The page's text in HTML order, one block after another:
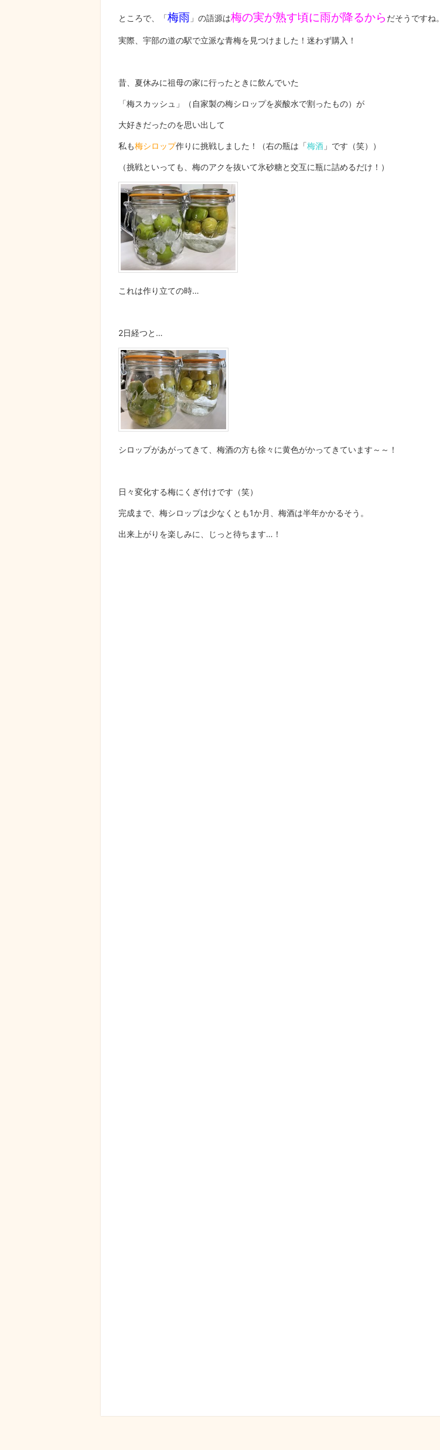
ところで、「梅雨 」の語源は梅の実が熟す頃に雨が降るから だそうですね。
実際、宇部の道の駅で立派な青梅を見つけました！迷わず購入！
昔、夏休みに祖母の家に行ったときに飲んでいた
「梅スカッシュ」（自家製の梅シロップを炭酸水で割ったもの）が
大好きだったのを思い出して
私も梅シロップ作りに挑戦しました！（右の瓶は「梅酒 」です（笑））
（挑戦といっても、梅のアクを抜いて氷砂糖と交互に瓶に詰めるだけ！）
これは作り立ての時…
2日経つと…
シロップがあがってきて、梅酒の方も徐々に黄色がかってきています～～！
日々変化する梅にくぎ付けです（笑）
完成まで、梅シロップは少なくとも1か月、梅酒は半年かかるそう。
出来上がりを楽しみに、じっと待ちます…！